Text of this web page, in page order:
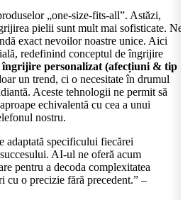
„one-size-fits-all”. Astăzi,
pielii sunt mult mai sofisticate. Ne
exact nevoilor noastre unice. Aici
redefinind conceptul de îngrijire
îngrijire personalizat (afecțiuni & tip
un trend, ci o necesitate în drumul
Aceste tehnologii ne permit să
echivalentă cu cea a unui
nostru.
adaptată specificului fiecărei
AI-ul ne oferă acum
pentru a decoda complexitatea
cu o precizie fără precedent.” –